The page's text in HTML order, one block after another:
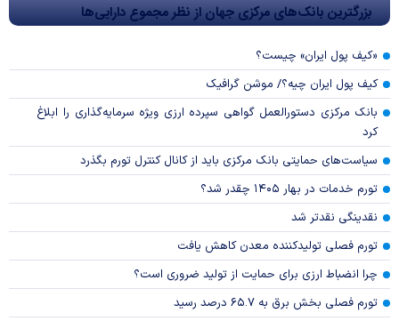
بزرگترین بانک‌های مرکزی جهان از نظر مجموع دارایی‌ها
«کیف پول ایران» چیست؟
کیف پول ایران چیه؟/ موشن گرافیک
بانک مرکزی دستورالعمل گواهی سپرده ارزی ویژه سرمایه‌گذاری را ابلاغ
کرد
سیاست‌های حمایتی بانک مرکزی باید از کانال کنترل تورم بگذرد
تورم خدمات در بهار ۱۴۰۵ چقدر شد؟
نقدینگی نقدتر شد
تورم فصلی تولیدکننده معدن کاهش یافت
چرا انضباط ارزی برای حمایت از تولید ضروری است؟
تورم فصلی بخش برق به ۶۵.۷ درصد رسید